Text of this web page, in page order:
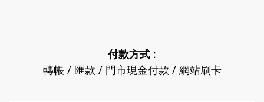
付款方式 :
轉帳 / 匯款 / 門市現金付款 / 網站刷卡